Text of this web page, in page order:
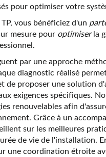
pour optimiser votre
vous bénéficiez d'un
mesure pour optimiserla
par une approche
diagnostic réalisé
de proposer une solution
exigences spécifiques.
renouvelables afin
Grâce à un
sur les meilleures
de vie de l'installation.
une coordination étroite